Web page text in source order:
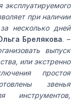
эксплуатируемого
при наличии
несколько дней
Брелякова. –
выпуск
или экстренно
простоя
звенья
инструментов,